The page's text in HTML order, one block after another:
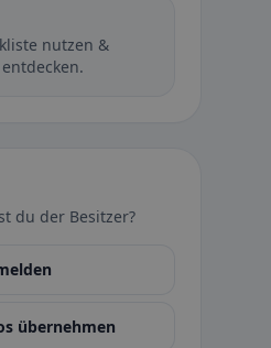
nutzen &
du der Besitzer?
übernehmen